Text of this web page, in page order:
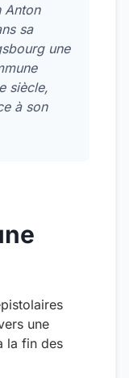
Anton
sa
une
siècle,
à son
une
la fin des